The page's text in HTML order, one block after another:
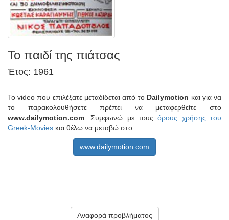
Το παιδί της πιάτσας
Έτος: 1961
Το video που επιλέξατε μεταδίδεται από το Dailymotion και για να
το παρακολουθήσετε πρέπει να μεταφερθείτε στο
www.dailymotion.com . Συμφωνώ με τουςόρους χρήσης του
Greek-Movies και θέλω να μεταβώ στο
www.dailymotion.com
Αναφορά προβλήματος